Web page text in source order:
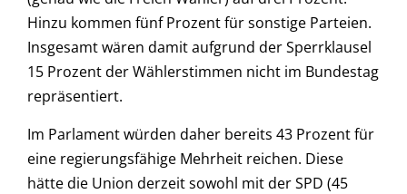
Hinzu kommen fünf Prozent für sonstige Parteien.
Insgesamt wären damit aufgrund der Sperrklausel
15 Prozent der Wählerstimmen nicht im Bundestag
repräsentiert.
Im Parlament würden daher bereits 43 Prozent für
eine regierungsfähige Mehrheit reichen. Diese
hätte die Union derzeit sowohl mit der SPD (45